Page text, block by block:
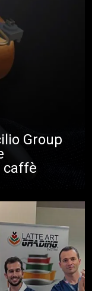
Group
caffè